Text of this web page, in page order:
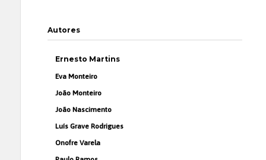
Autores
Ernesto Martins
Eva Monteiro
João Monteiro
João Nascimento
Luís Grave Rodrigues
Onofre Varela